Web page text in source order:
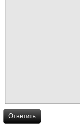
Ответить